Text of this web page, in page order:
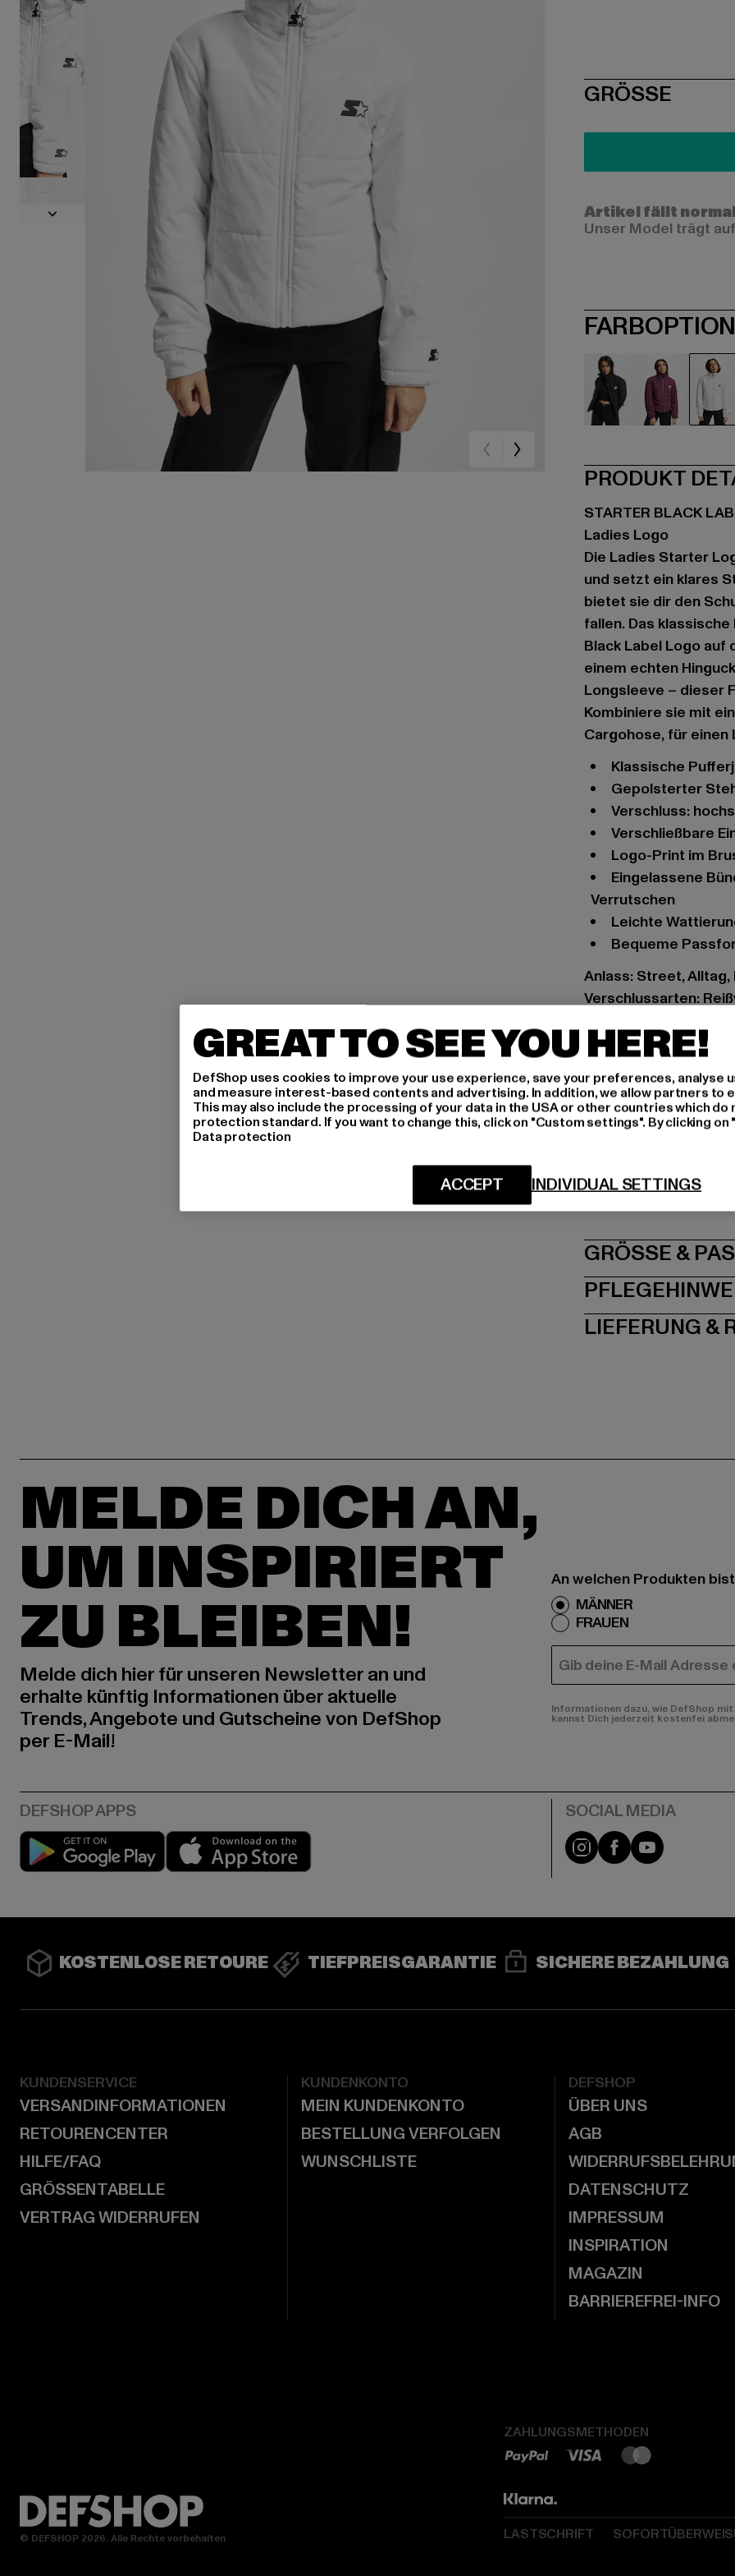
SIZE
GRÖSSE
Artikel fällt
Unser Model trägt
PRODUKT
STARTER BLACK
Ladies Logo
Die Ladies Starter
und setzt ein klares
bietet sie dir den
fallen. Das
Black Label Logo auf
einem echten
Longsleeve – dieser
Kombiniere sie mit
Cargohose, für einen
Klassische
Gepolsterter
Verschluss:
Verschließbare
Logo-Print im
Eingelassene Bündchen am Ärmelende verhindern lästiges
Verrutschen
Leichte
Bequeme
Anlass: Street, Alltag,
Verschlussarten:
Kat.: Pufferjackets
Hersteller Farbe:
Art.Nr: ST173-00220
Hersteller: TB
Dr.-Robert-Murjahn-
GRÖSSE
LIEFERUNG &
MELDE DICH AN,
UM INSPIRIERT
ZU BLEIBEN!
Melde dich hier für unseren Newsletter an und
erhalte künftig Informationen über aktuelle
Trends, Angebote und Gutscheine von DefShop
per E-Mail!
An welchen Produkten
MÄNNER
FRAUEN
E-MAIL
Informationen dazu, wie DefShop
kannst Dich jederzeit kostenfei
Play market Instagram
FacebookYouTube
KOSTENLOSE RETOURE TIEFPREISGARANTIE SICHERE BEZAHLUNG
KUNDENSERVICE
VERSANDINFORMATIONEN
RETOURENCENTER
HILFE/FAQ
GRÖSSENTABELLE
VERTRAG WIDERRUFEN
KUNDENKONTO
MEIN KUNDENKONTO
BESTELLUNG VERFOLGEN
WUNSCHLISTE
DEFSHOP
ÜBER UNS
AGB
DATENSCHUTZ
IMPRESSUM
INSPIRATION
MAGAZIN
BARRIEREFREI-INFO
ZAHLUNGSMETHODEN
LASTSCHRIFT
© DEFSHOP 2026. Alle Rechte vorbehalten
GREAT TO SEE YOU HERE!
DefShop uses cookies to improve your use experience, save your preferences, analyse
and measure interest-based contents and advertising. In addition, we allow partners to
This may also include the processing of your data in the USA or other countries which do
protection standard. If you want to change this, click on "Custom settings". By clicking
Data protection
INDIVIDUAL SETTINGS
ACCEPT